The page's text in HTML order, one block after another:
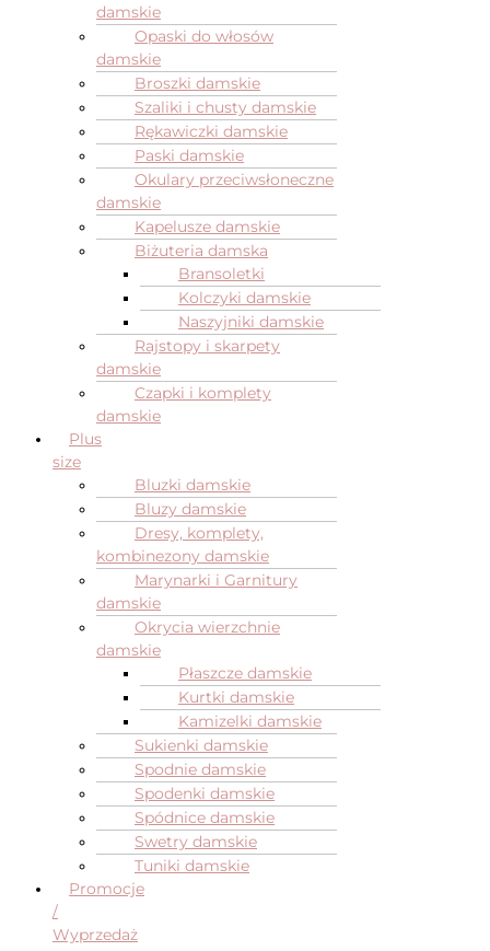
damskie
Opaski do włosów
damskie
Broszki damskie
Szaliki i chusty damskie
Rękawiczki damskie
Paski damskie
Okulary przeciwsłoneczne
damskie
Kapelusze damskie
Biżuteria damska
Bransoletki
Kolczyki damskie
Naszyjniki damskie
Rajstopy i skarpety
damskie
Czapki i komplety
damskie
Plus
size
Bluzki damskie
Bluzy damskie
Dresy, komplety,
kombinezony damskie
Marynarki i Garnitury
damskie
Okrycia wierzchnie
damskie
Płaszcze damskie
Kurtki damskie
Kamizelki damskie
Sukienki damskie
Spodnie damskie
Spodenki damskie
Spódnice damskie
Swetry damskie
Tuniki damskie
Promocje
/
Wyprzedaż